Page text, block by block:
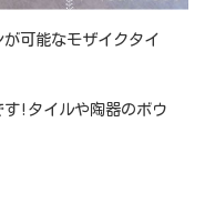
可能なモザイクタイ
す!タイルや陶器のボウ